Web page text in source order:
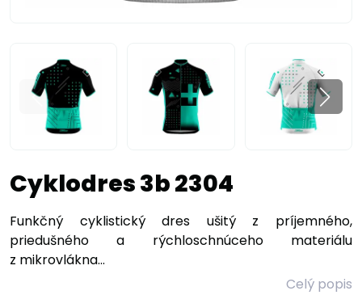
Cyklodres 3b 2304
Funkčný cyklistický dres ušitý z príjemného,
priedušného a rýchloschnúceho materiálu
z mikrovlákna...
Celý popis